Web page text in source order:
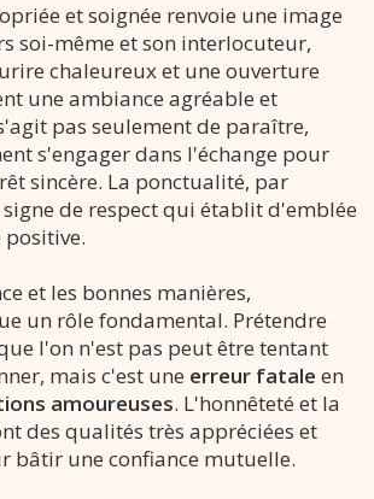
et soignée renvoie une image
soi-même et son interlocuteur,
chaleureux et une ouverture
une ambiance agréable et
pas seulement de paraître,
s'engager dans l'échange pour
sincère. La ponctualité, par
de respect qui établit d'emblée
et les bonnes manières,
un rôle fondamental. Prétendre
l'on n'est pas peut être tentant
mais c'est une erreur fatale en
amoureuses. L'honnêteté et la
des qualités très appréciées et
bâtir une confiance mutuelle.